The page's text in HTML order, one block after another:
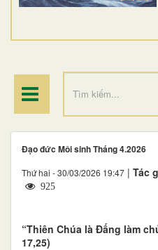
ĐIỂM HÀNH HƯƠNG
Đạo đức Môi sinh Tháng 4.2026
Thứ hai - 30/03/2026 19:47 | Tác
925
“Thiên Chúa là Đấng làm
17,25)